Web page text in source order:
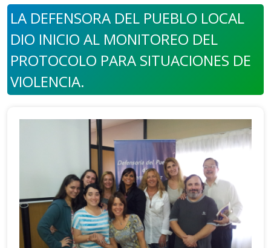
LA DEFENSORA DEL PUEBLO LOCAL
DIO INICIO AL MONITOREO DEL
PROTOCOLO PARA SITUACIONES DE
VIOLENCIA.